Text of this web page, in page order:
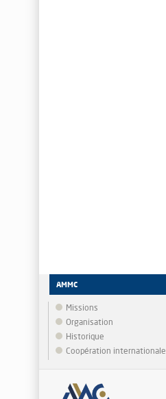
AMMC
Missions
Organisation
Historique
Coopération internationale